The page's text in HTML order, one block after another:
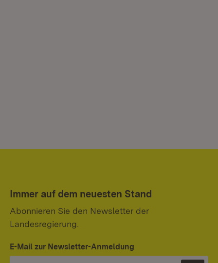
Immer auf dem neuesten Stand
Abonnieren Sie den Newsletter der
Landesregierung.
E-Mail zur Newsletter-Anmeldung